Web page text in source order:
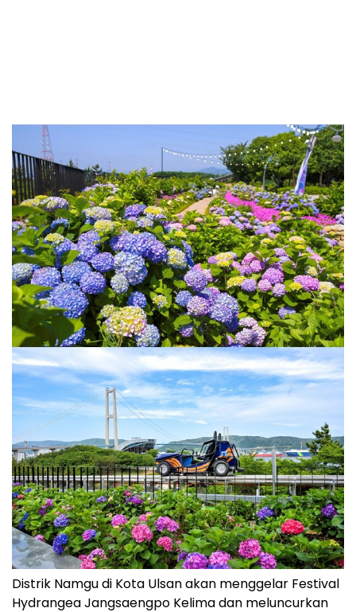
Distrik Namgu di Kota Ulsan akan menggelar Festival
Hydrangea Jangsaengpo Kelima dan meluncurkan